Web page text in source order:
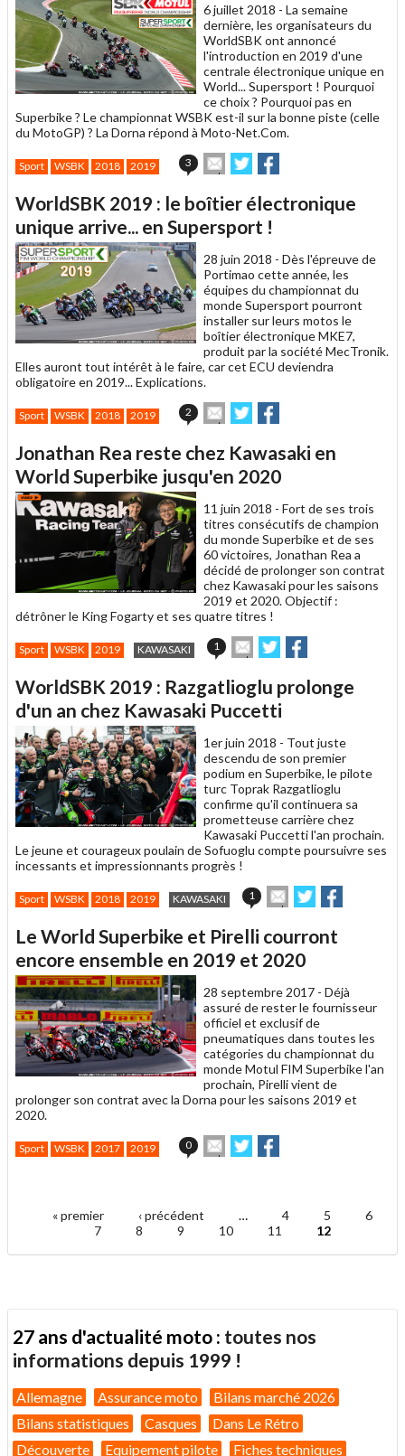
6 juillet 2018 - La semaine
dernière, les organisateurs du
WorldSBK ont annoncé
l'introduction en 2019 d'une
centrale électronique unique en
World... Supersport ! Pourquoi
ce choix ? Pourquoi pas en
Superbike ? Le championnat WSBK est-il sur la bonne piste (celle
du MotoGP) ? La Dorna répond à Moto-Net.Com.
Sport WSBK 2018 2019 3
Envoyer
cet
à
un
ami
Partager
sur sur
WorldSBK 2019 : le boîtier électronique
unique arrive... en Supersport !
28 juin 2018 - Dès l'épreuve de
Portimao cette année, les
équipes du championnat du
monde Supersport pourront
installer sur leurs motos le
boîtier électronique MKE7,
produit par la société MecTronik.
Elles auront tout intérêt à le faire, car cet ECU deviendra
obligatoire en 2019... Explications.
Sport WSBK 2018 2019 2
Envoyer
cet
à
un
ami
Partager
sur sur
Jonathan Rea reste chez Kawasaki en
World Superbike jusqu'en 2020
11 juin 2018 - Fort de ses trois
titres consécutifs de champion
du monde Superbike et de ses
60 victoires, Jonathan Rea a
décidé de prolonger son contrat
chez Kawasaki pour les saisons
2019 et 2020. Objectif :
détrôner le King Fogarty et ses quatre titres !
Sport WSBK 2019 KAWASAKI 1
Envoyer
cet
à
un
ami
Partager
sur sur
WorldSBK 2019 : Razgatlioglu prolonge
d'un an chez Kawasaki Puccetti
1er juin 2018 - Tout juste
descendu de son premier
podium en Superbike, le pilote
turc Toprak Razgatlioglu
confirme qu'il continuera sa
prometteuse carrière chez
Kawasaki Puccetti l'an prochain.
Le jeune et courageux poulain de Sofuoglu compte poursuivre ses
incessants et impressionnants progrès !
Sport WSBK 2018 2019 KAWASAKI 1
Envoyer
cet
à
un
ami
Partager
sur sur
Le World Superbike et Pirelli courront
encore ensemble en 2019 et 2020
28 septembre 2017 - Déjà
assuré de rester le fournisseur
officiel et exclusif de
pneumatiques dans toutes les
catégories du championnat du
monde Motul FIM Superbike l'an
prochain, Pirelli vient de
prolonger son contrat avec la Dorna pour les saisons 2019 et
2020.
Sport WSBK 2017 2019 0
Envoyer
cet
Partager
sur sur
Pages« premier ‹ précédent … 4 5
6
7
8 9 10 11 12
27 ans d'actualité moto : toutes nos
informations depuis 1999 !
Allemagne Assurance moto
Bilans marché 2026
Bilans statistiques
Casques
Dans Le Rétro
Découverte
Equipement pilote Fiches techniques